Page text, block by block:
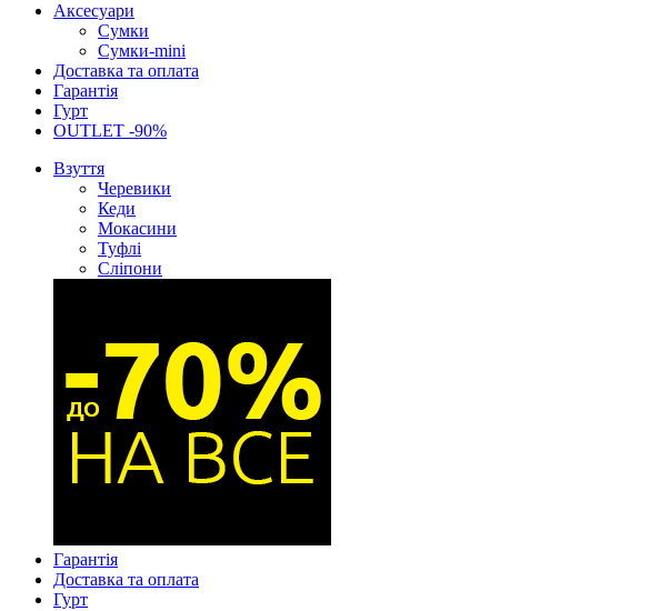
Аксесуари
Сумки
Сумки-mini
Доставка та оплата
Гарантія
Гурт
OUTLET -90%
Взуття
Черевики
Кеди
Мокасини
Туфлі
Сліпони
Гарантія
Доставка та оплата
Гурт